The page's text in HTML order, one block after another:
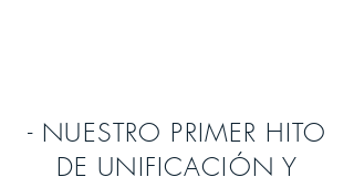
- NUESTRO PRIMER HITO
DE UNIFICACIÓN Y